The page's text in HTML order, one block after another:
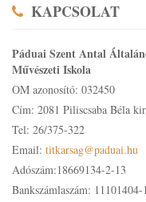
KAPCSOLAT
Páduai Szent Antal
Művészeti Iskola
OM azonosító: 032450
Cím: 2081 Piliscsaba Béla
Tel: 26/375-322
Email: titkarsag@paduai.hu
Adószám:18669134-2-13
Bankszámlaszám: